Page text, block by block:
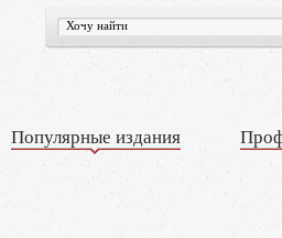
Популярные издания